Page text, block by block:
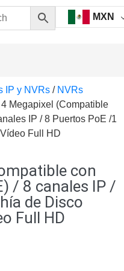
MXN
IP y NVRs / NVRs
Megapixel (Compatible
IP / 8 Puertos PoE /1
Full HD
con
/ 8 canales IP /
de Disco
Full HD